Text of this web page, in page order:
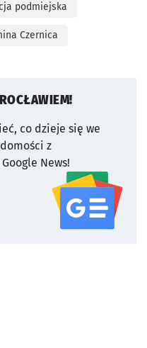
podmiejska
Czernica
co dzieje się we
z
News!
serwisu